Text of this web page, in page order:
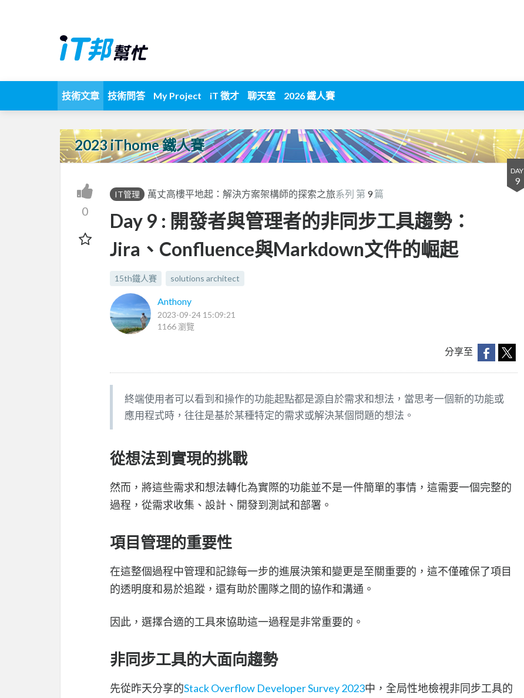
技術文章 技術問答 My Project iT 徵才 聊天室 2026 鐵人賽
2023 iThome 鐵人賽
DAY
9
0
IT管理 萬丈高樓平地起：解決方案架構師的探索之旅系列 第 9篇
Day 9 : 開發者與管理者的非同步工具趨勢：
Jira、Confluence與Markdown文件的崛起
15th鐵人賽 solutions architect
Anthony
2023-09-24 15:09:21
1166 瀏覽
分享至
終端使用者可以看到和操作的功能起點都是源自於需求和想法，當思考一個新的功能或
應用程式時，往往是基於某種特定的需求或解決某個問題的想法。
從想法到實現的挑戰
然而，將這些需求和想法轉化為實際的功能並不是一件簡單的事情，這需要一個完整的
過程，從需求收集、設計、開發到測試和部署。
項目管理的重要性
在這整個過程中管理和記錄每一步的進展決策和變更是至關重要的，這不僅確保了項目
的透明度和易於追蹤，還有助於團隊之間的協作和溝通。
因此，選擇合適的工具來協助這一過程是非常重要的。
非同步工具的大面向趨勢
先從昨天分享的Stack Overflow Developer Survey 2023中，全局性地檢視非同步工具的